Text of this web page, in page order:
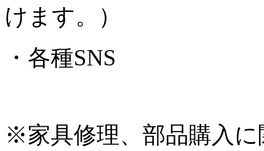
けます。）
・各種SNS
※家具修理、部品購入